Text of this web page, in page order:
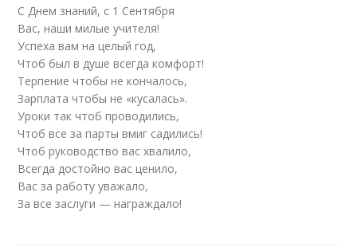
С Днем знаний, с 1 Сентября
Вас, наши милые учителя!
Успеха вам на целый год,
Чтоб был в душе всегда комфорт!
Терпение чтобы не кончалось,
Зарплата чтобы не «кусалась».
Уроки так чтоб проводились,
Чтоб все за парты вмиг садились!
Чтоб руководство вас хвалило,
Всегда достойно вас ценило,
Вас за работу уважало,
За все заслуги — награждало!